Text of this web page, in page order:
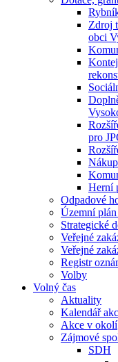
Zdroj
obci
pro
Herní
Odpadové
Územní
Strategické
Veřejné
Veřejné
Registr
Volby
Volný čas
Aktuality
Kalendář
Akce v okolí
Zájmové
SDH